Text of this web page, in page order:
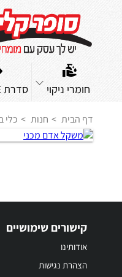
חומרי ניקוי סדרת G-FORCE
דף הבית חנות כלי
קישורים שימושיים
אודותינו
הצהרת נגישות